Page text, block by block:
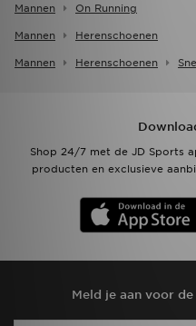
Mannen On Running
Mannen Herenschoenen
Mannen Herenschoenen
Shop 24/7 met de JD Sports
producten en exclusieve
Meld je aan voor